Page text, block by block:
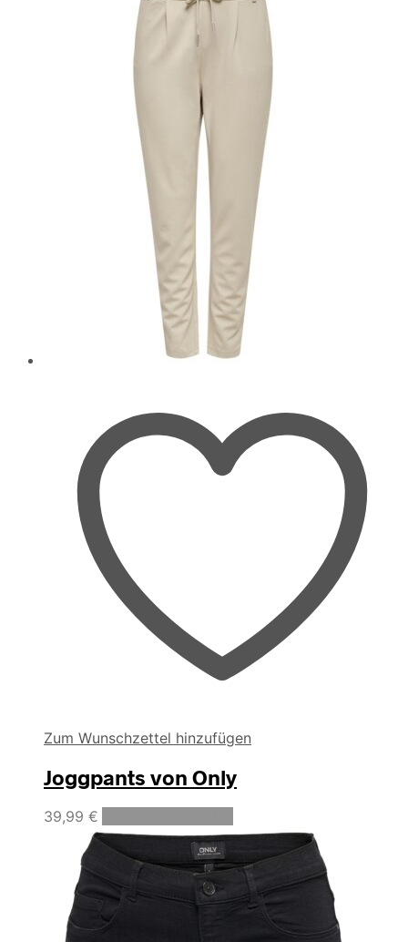
Zum Wunschzettel hinzufügen
Joggpants von Only
39,99 €
Produkt
mehrere
Varianten
auf.
Optionen